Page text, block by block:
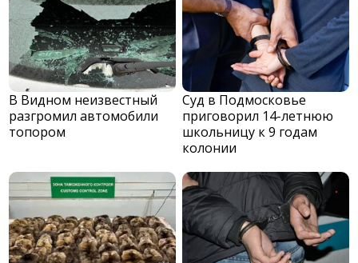
В Видном неизвестный
разгромил автомобили
топором
Суд в Подмосковье
приговорил 14-летнюю
школьницу к 9 годам
колонии